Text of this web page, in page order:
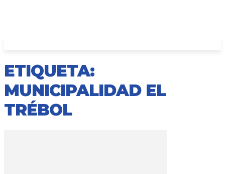
ETIQUETA:
MUNICIPALIDAD EL
TRÉBOL